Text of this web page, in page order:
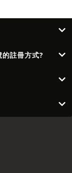
註冊方式?